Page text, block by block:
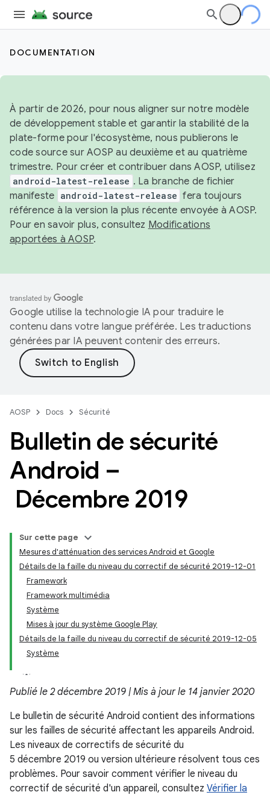
DOCUMENTATION
À partir de 2026, pour nous aligner sur notre modèle
de développement stable et garantir la stabilité de la
plate-forme pour l'écosystème, nous publierons le
code source sur AOSP au deuxième et au quatrième
trimestre. Pour créer et contribuer dans AOSP, utilisez
android-latest-release . La branche de fichier
manifeste android-latest-release fera toujours
référence à la version la plus récente envoyée à AOSP.
Pour en savoir plus, consultez Modifications
apportées à AOSP.
Google utilise la technologie IA pour traduire le
contenu dans votre langue préférée. Les traductions
générées par IA peuvent contenir des erreurs.
AOSP Docs Sécurité
Bulletin de sécurité
Android –
Décembre 2019
Sur cette page
Mesures d'atténuation des services Android et Google
Détails de la faille du niveau du correctif de sécurité 2019-12-01
Framework
Framework multimédia
Système
Mises à jour du système Google Play
Détails de la faille du niveau du correctif de sécurité 2019-12-05
Système
Publié le 2 décembre 2019 | Mis à jour le 14 janvier 2020
Le bulletin de sécurité Android contient des informations
sur les failles de sécurité affectant les appareils Android.
Les niveaux de correctifs de sécurité du
5 décembre 2019 ou version ultérieure résolvent tous ces
problèmes. Pour savoir comment vérifier le niveau du
correctif de sécurité d'un appareil, consultez Vérifier la